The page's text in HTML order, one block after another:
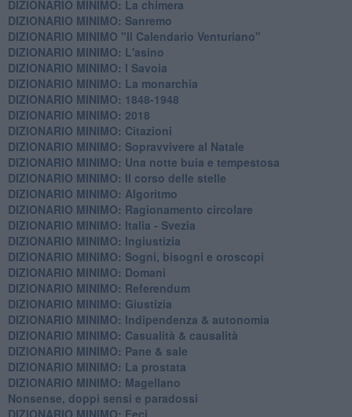
DIZIONARIO MINIMO: La chimera
DIZIONARIO MINIMO: Sanremo
DIZIONARIO MINIMO "Il Calendario Venturiano"
DIZIONARIO MINIMO: L'asino
DIZIONARIO MINIMO: I Savoia
DIZIONARIO MINIMO: La monarchia
DIZIONARIO MINIMO: 1848-1948
DIZIONARIO MINIMO: 2018
DIZIONARIO MINIMO: Citazioni
DIZIONARIO MINIMO: ​Sopravvivere al Natale
DIZIONARIO MINIMO: ​Una notte buia e tempestosa
DIZIONARIO MINIMO: Il corso delle stelle
DIZIONARIO MINIMO: Algoritmo
DIZIONARIO MINIMO: Ragionamento circolare
DIZIONARIO MINIMO: Italia - Svezia
DIZIONARIO MINIMO: ​Ingiustizia
DIZIONARIO MINIMO: ​Sogni, bisogni e oroscopi
DIZIONARIO MINIMO: Domani
DIZIONARIO MINIMO: Referendum
DIZIONARIO MINIMO: Giustizia
DIZIONARIO MINIMO: ​Indipendenza & autonomia
DIZIONARIO MINIMO: ​Casualità & causalità
​DIZIONARIO MINIMO: Pane & sale
DIZIONARIO MINIMO: La prostata
​DIZIONARIO MINIMO: Magellano
Nonsense, doppi sensi e paradossi
DIZIONARIO MINIMO: Feci